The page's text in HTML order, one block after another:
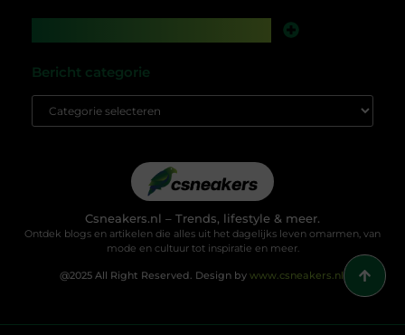
Bericht categorie
Csneakers.nl – Trends, lifestyle & meer.
Ontdek blogs en artikelen die alles uit het dagelijks leven omarmen, van
mode en cultuur tot inspiratie en meer.
@2025 All Right Reserved. Design by www.csneakers.nl.